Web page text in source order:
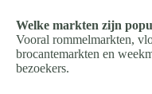
Welke markten zijn
Vooral rommelmarkten,
brocantemarkten en
bezoekers.